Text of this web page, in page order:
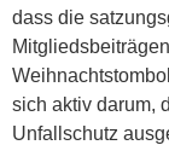
dass die
sich aktiv darum,
Unfallschutz